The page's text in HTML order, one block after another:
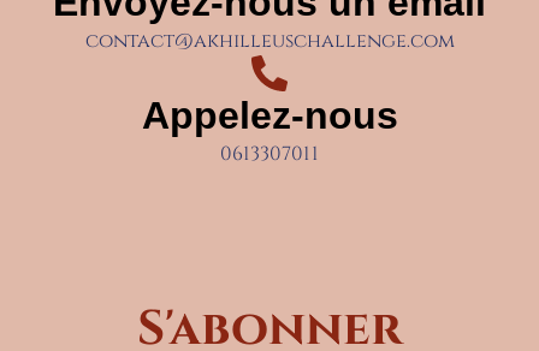
contact@akhilleuschallenge.com
Appelez-nous
0613307011
S'abonner